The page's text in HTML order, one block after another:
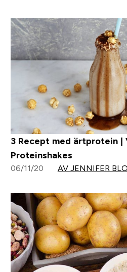
3 Recept med ärtprotein |
Proteinshakes
06/11/20 AV JENNIFER